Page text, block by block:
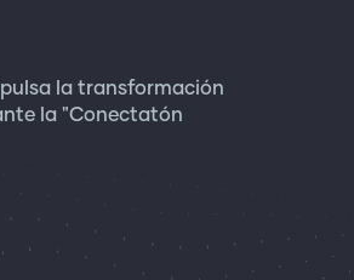
la transformación
la "Conectatón